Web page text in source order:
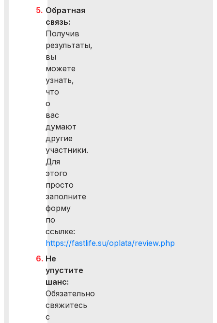
Обратная
связь:
Получив
результаты,
вы
можете
узнать,
что
о
вас
думают
другие
участники.
Для
этого
просто
заполните
форму
по
ссылке:
https://fastlife.su/oplata/review.php
Не
упустите
шанс:
Обязательно
свяжитесь
с